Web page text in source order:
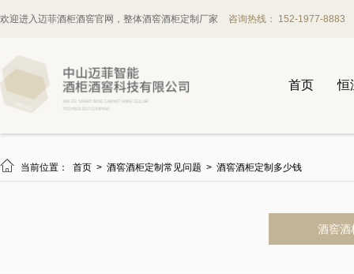
欢迎进入迈菲酒柜酒窖官网，整体酒窖酒柜定制厂家 咨询热线： 152-1977-8883
首页 恒
 当前位置： 首页 > 酒窖酒柜定制常见问题 > 酒窖酒柜定制多少钱
酒窖酒